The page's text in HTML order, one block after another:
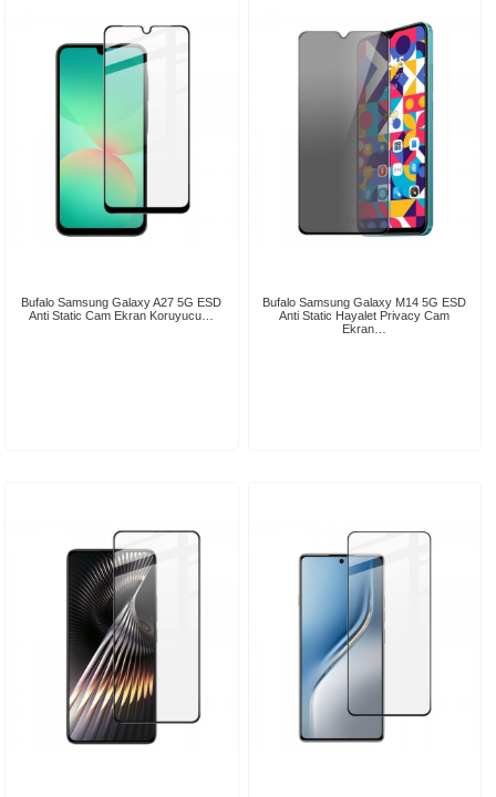
Bufalo Samsung Galaxy A27 5G ESD
Anti Static Cam Ekran Koruyucu…
Bufalo Samsung Galaxy M14 5G ESD
Anti Static Hayalet Privacy Cam
Ekran…